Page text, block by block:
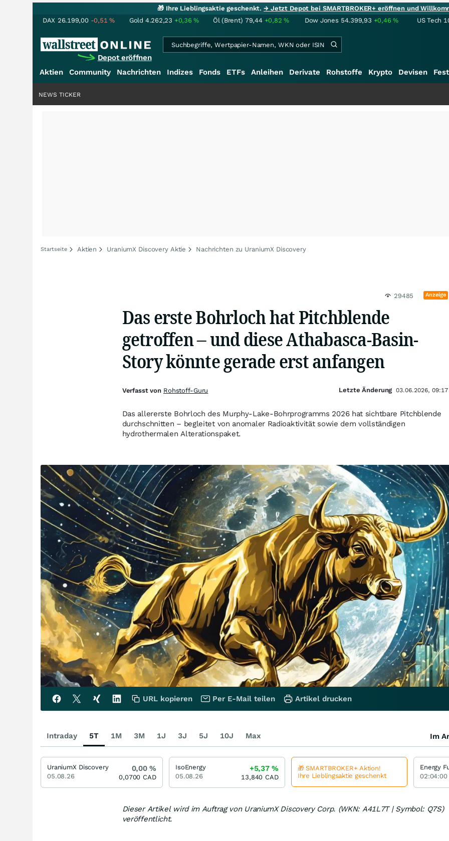
🎁 Ihre Lieblingsaktie geschenkt.→ Jetzt Depot bei SMARTBROKER+ eröffnen und
DAX 26.199,00 -0,51% Gold 4.262,23 +0,36% Öl (Brent) 79,44 +0,82% Dow Jones 54.399,93 +0,46% US Tech
Depot eröffnen
Aktien Community Nachrichten Indizes Fonds ETFs Anleihen Derivate Rohstoffe Krypto Devisen
NEWS TICKER
Startseite Aktien UraniumX Discovery Aktie Nachrichten zu UraniumX Discovery
29485 Anzeige
Das erste Bohrloch hat Pitchblende
getroffen – und diese Athabasca-Basin-
Story könnte gerade erst anfangen
Das allererste Bohrloch des Murphy-Lake-Bohrprogramms 2026 hat sichtbare Pitchblende
durchschnitten – begleitet von anomaler Radioaktivität sowie dem vollständigen
hydrothermalen Alterationspaket.
Dieser Artikel wird im Auftrag von UraniumX Discovery Corp. (WKN: A41L7T | Symbol: Q7S)
veröffentlicht.
Verfasst von Rohstoff-Guru Letzte Änderung 03.06.2026, 09:17
URL kopieren Per E-Mail teilen Artikel drucken
Intraday 5T 1M 3M 1J 3J 5J 10J Max Im
UraniumX Discovery
05.08.26
0,00%
0,0700 CAD
IsoEnergy
05.08.26
+5,37%
13,840 CAD
🎁 SMARTBROKER+ Aktion!
Ihre Lieblingsaktie geschenkt
Energy
02:04:00